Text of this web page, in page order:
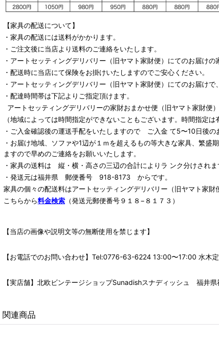
【家具の配送について】
・家具の配送には送料がかかります。
・ご注文後に当店より送料のご連絡をいたします。
・ アートセッティングデリバリー （旧ヤマト家財便） にてのお届けの
・配送時に当店にて保険をお掛けいたしますのでご安心ください。
・ アートセッティングデリバリー （旧ヤマト家財便） にてのお届けで
・配達時間帯は下記よりご指定頂けます。
アートセッティングデリバリーの家財おまかせ便 （旧ヤマト家財便
（地域によっては時間指定ができないこともございます。時間指定
・ご入金確認後の運送手配をいたしますので ご入金 て5〜10日後の
・お届け地域、ソファや1辺が１ｍを超えるもの等大きな家具、繁
ますので早めのご連絡をお願いいたします。
・家具の送料は 縦・横・高さの三辺の合計によりラ ンク分けされま
・発送元は福井県 郵便番号 918-8173 からです。
家具の個々の配送料はアートセッティングデリバリー （旧ヤマト家財
こちらから料金検索 （発送元郵便番号９１８−８１７３）
【当店の画像や説明文等の無断使用を禁じます】
【お電話でのお問い合わせ】Tel:0776-63-6224 13:00〜17:00 水木
【実店舗】北欧ビンテージショップSunadishスナディッシュ 福井
関連商品